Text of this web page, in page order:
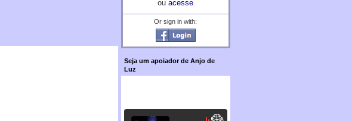
ou acesse
Or sign in with:
Seja um apoiador de Anjo de
Luz